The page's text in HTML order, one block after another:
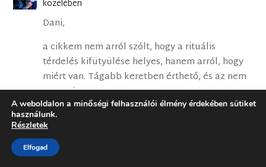
közelében
Dani,
a cikkem nem arról szólt, hogy a rituális
térdelés kifütyülése helyes, hanem arról, hogy
miért van. Tágabb keretben érthető, és az nem
a rasszizmus.
Szabados Ádám
közelében
A weboldalon a minőségi felhasználói élmény érdekében sütiket
használunk.
Részletek
Elfogad